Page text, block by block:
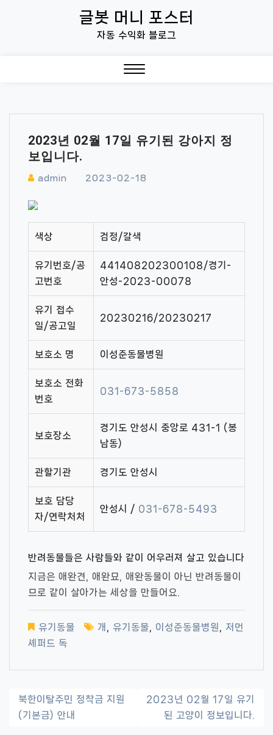
글봇 머니 포스터
자동 수익화 블로그
2023년 02월 17일 유기된 강아지 정
보입니다.
admin 2023-02-18
색상 검정/갈색
유기번호/공
고번호
441408202300108/경기-
안성-2023-00078
유기 접수
일/공고일
20230216/20230217
보호소 명 이성준동물병원
보호소 전화
번호
031-673-5858
보호장소
경기도 안성시 중앙로 431-1 (봉
남동)
관할기관 경기도 안성시
보호 담당
자/연락처처
안성시 / 031-678-5493
반려동물들은 사람들와 같이 어우러져 살고 있습니다
지금은 애완견, 애완묘, 애완동물이 아닌 반려동물이
므로 같이 살아가는 세상을 만들어요.
유기동물 개 유기동물 이성준동물병원
저먼
셰퍼드 독
글
내
북한이탈주민 정착금 지원
(기본금) 안내
2023년 02월 17일 유기
된 고양이 정보입니다.